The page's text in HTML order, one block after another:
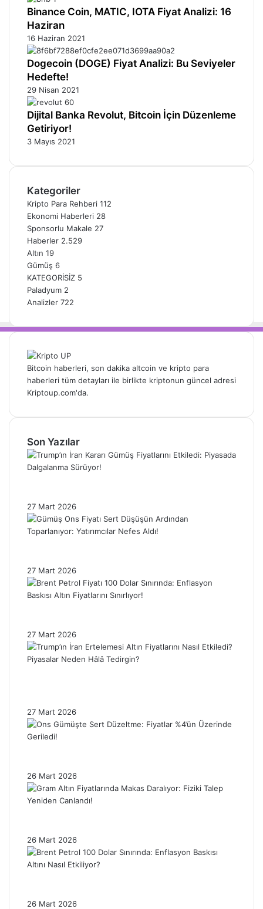
Binance Coin, MATIC, IOTA Fiyat Analizi: 16
Haziran
16 Haziran 2021
Dogecoin (DOGE) Fiyat Analizi: Bu Seviyeler
Hedefte!
29 Nisan 2021
Dijital Banka Revolut, Bitcoin İçin Düzenleme
Getiriyor!
3 Mayıs 2021
Kategoriler
Kripto Para Rehberi 112
Ekonomi Haberleri 28
Sponsorlu Makale 27
Haberler 2.529
Altın 19
Gümüş 6
KATEGORİSİZ 5
Paladyum 2
Analizler 722
Bitcoin haberleri, son dakika altcoin ve kripto para
haberleri tüm detayları ile birlikte kriptonun güncel adresi
Kriptoup.com'da.
Son Yazılar
27 Mart 2026
27 Mart 2026
27 Mart 2026
27 Mart 2026
26 Mart 2026
26 Mart 2026
26 Mart 2026